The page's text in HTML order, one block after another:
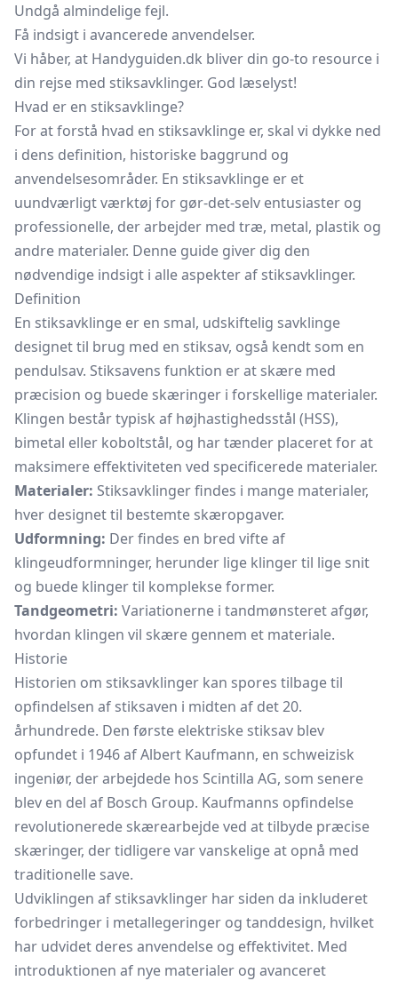
Undgå almindelige fejl.
Få indsigt i avancerede anvendelser.
Vi håber, at Handyguiden.dk bliver din go-to resource i
din rejse med stiksavklinger. God læselyst!
Hvad er en stiksavklinge?
For at forstå hvad en stiksavklinge er, skal vi dykke ned
i dens definition, historiske baggrund og
anvendelsesområder. En stiksavklinge er et
uundværligt værktøj for gør-det-selv entusiaster og
professionelle, der arbejder med træ, metal, plastik og
andre materialer. Denne guide giver dig den
nødvendige indsigt i alle aspekter af stiksavklinger.
Definition
En stiksavklinge er en smal, udskiftelig savklinge
designet til brug med en stiksav, også kendt som en
pendulsav. Stiksavens funktion er at skære med
præcision og buede skæringer i forskellige materialer.
Klingen består typisk af højhastighedsstål (HSS),
bimetal eller koboltstål, og har tænder placeret for at
maksimere effektiviteten ved specificerede materialer.
Materialer: Stiksavklinger findes i mange materialer,
hver designet til bestemte skæropgaver.
Udformning: Der findes en bred vifte af
klingeudformninger, herunder lige klinger til lige snit
og buede klinger til komplekse former.
Tandgeometri: Variationerne i tandmønsteret afgør,
hvordan klingen vil skære gennem et materiale.
Historie
Historien om stiksavklinger kan spores tilbage til
opfindelsen af stiksaven i midten af det 20.
århundrede. Den første elektriske stiksav blev
opfundet i 1946 af Albert Kaufmann, en schweizisk
ingeniør, der arbejdede hos Scintilla AG, som senere
blev en del af Bosch Group. Kaufmanns opfindelse
revolutionerede skærearbejde ved at tilbyde præcise
skæringer, der tidligere var vanskelige at opnå med
traditionelle save.
Udviklingen af stiksavklinger har siden da inkluderet
forbedringer i metallegeringer og tanddesign, hvilket
har udvidet deres anvendelse og effektivitet. Med
introduktionen af nye materialer og avanceret